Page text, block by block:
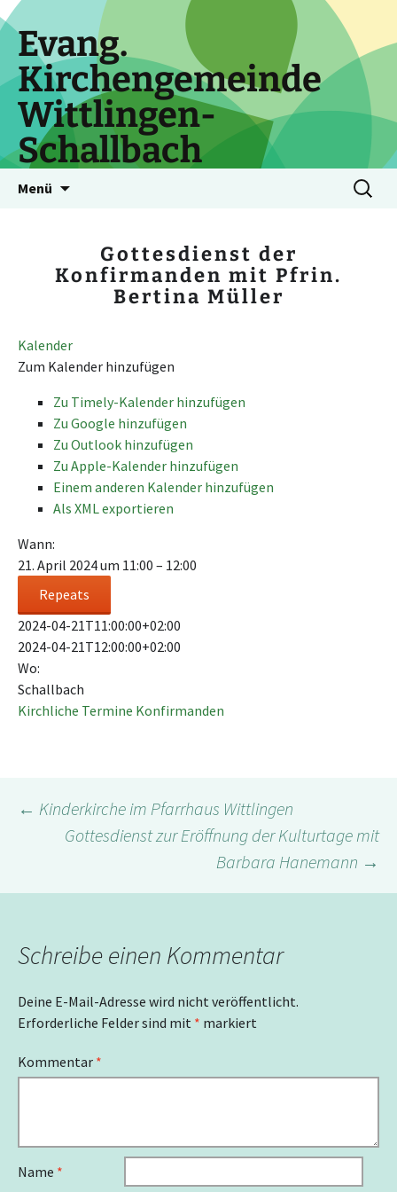
Zum
Inhalt
springen
Evang.
Kirchengemeinde
Wittlingen-
Schallbach
Menü
Suchen
nach:
Gottesdienst der
Konfirmanden mit Pfrin.
Bertina Müller
Kalender
Zum Kalender hinzufügen
Zu Timely-Kalender hinzufügen
Zu Google hinzufügen
Zu Outlook hinzufügen
Zu Apple-Kalender hinzufügen
Einem anderen Kalender hinzufügen
Als XML exportieren
Wann:
21. April 2024 um 11:00 – 12:00
Repeats
2024-04-21T11:00:00+02:00
2024-04-21T12:00:00+02:00
Wo:
Schallbach
Kirchliche Termine Konfirmanden
Beitragsnavigation
← Kinderkirche im Pfarrhaus Wittlingen
Gottesdienst zur Eröffnung der Kulturtage mit
Barbara Hanemann →
Schreibe einen Kommentar
Deine E-Mail-Adresse wird nicht veröffentlicht.
Erforderliche Felder sind mit * markiert
Kommentar *
Name *